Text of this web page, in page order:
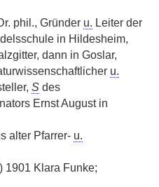
phil., Gründer u. Leiter der
in Hildesheim,
dann in Goslar,
u.
S des
Ernst August in
alter Pfarrer- u.
1901 Klara Funke;